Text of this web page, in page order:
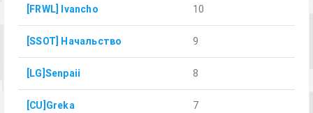
[FRWL] Ivancho 10
[SSOT] Начальство 9
[LG]Senpaii 8
[CU]Greka 7